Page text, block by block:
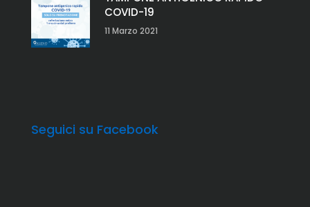
COVID-19
11 Marzo 2021
Seguici su Facebook